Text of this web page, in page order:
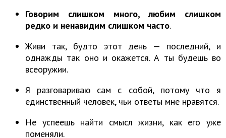
Говорим слишком много, любим слишком
редко и ненавидим слишком часто.
Живи так, будто этот день — последний, и
однажды так оно и окажется. А ты будешь во
всеоружии.
Я разговариваю сам с собой, потому что я
единственный человек, чьи ответы мне нравятся.
Не успеешь найти смысл жизни, как его уже
поменяли.